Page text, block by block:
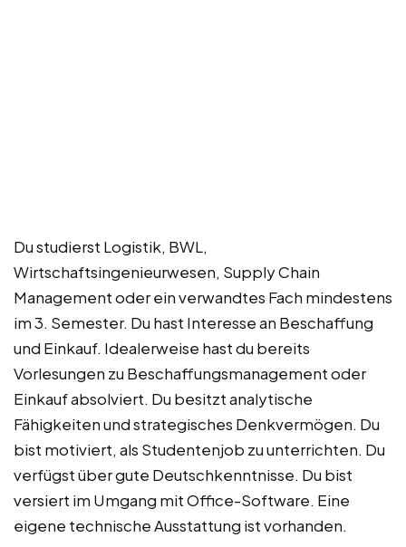
Du studierst Logistik, BWL,
Wirtschaftsingenieurwesen, Supply Chain
Management oder ein verwandtes Fach mindestens
im 3. Semester. Du hast Interesse an Beschaffung
und Einkauf. Idealerweise hast du bereits
Vorlesungen zu Beschaffungsmanagement oder
Einkauf absolviert. Du besitzt analytische
Fähigkeiten und strategisches Denkvermögen. Du
bist motiviert, als Studentenjob zu unterrichten. Du
verfügst über gute Deutschkenntnisse. Du bist
versiert im Umgang mit Office-Software. Eine
eigene technische Ausstattung ist vorhanden.